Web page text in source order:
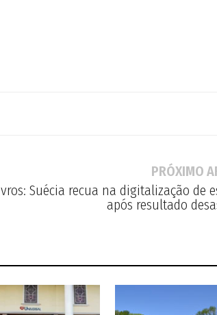
PRÓXIMO
Suécia recua na digitalização de
após resultado